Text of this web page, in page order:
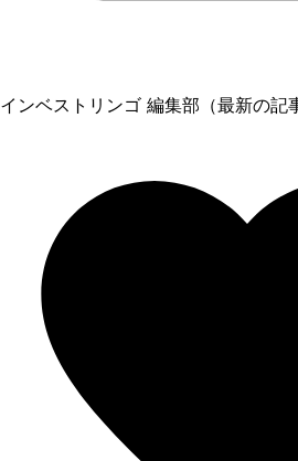
インベストリンゴ 編集部（最新の記